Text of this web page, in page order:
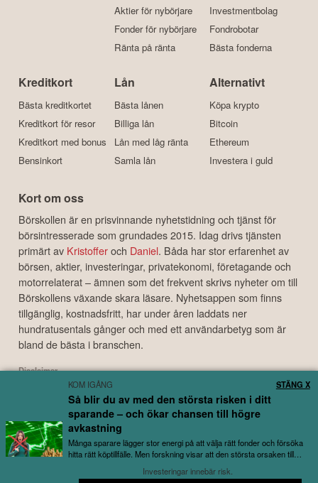
Aktier för nybörjare
Fonder för nybörjare
Ränta på ränta
Investmentbolag
Fondrobotar
Bästa fonderna
Kreditkort
Bästa kreditkortet
Kreditkort för resor
Kreditkort med bonus
Bensinkort
Lån
Bästa lånen
Billiga lån
Lån med låg ränta
Samla lån
Alternativt
Köpa krypto
Bitcoin
Ethereum
Investera i guld
Kort om oss
Börskollen är en prisvinnande nyhetstidning och tjänst för
börsintresserade som grundades 2015. Idag drivs tjänsten
primärt av Kristofferoch Daniel. Båda har stor erfarenhet av
börsen, aktier, investeringar, privatekonomi, företagande och
motorrelaterat – ämnen som det frekvent skrivs nyheter om till
Börskollens växande skara läsare. Nyhetsappen som finns
tillgänglig, kostnadsfritt, har under åren laddats ner
hundratusentals gånger och med ett användarbetyg som är
bland de bästa i branschen.
Disclaimer
Börskollen Sverige AB ("Börskollen") är inte finansiella rådgivare, står inte under
finansinspektionens tillsyn och ger inga råd till dig. Detta innebär att
investeringsbeslut baserade på information som direkt eller indirekt härrörande
från Börskollen eller personer med koppling till Börskollen, alltid fattas
självständigt av investeraren. Börskollen frånsäger sig allt ansvar för eventuell
förlust eller skada av vad slag det må vara som grundar sig på användandet av
material härrörande från tjänsten Börskollen.
KOM IGÅNG
Så blir du av med den största risken i ditt
sparande – och ökar chansen till högre
avkastning
Många sparare lägger stor energi på att välja rätt fonder och försöka
hitta rätt köptillfälle. Men forskning visar att den största orsaken till
utebliven avkastning...Investeringar innebär risk.
STÄNG X